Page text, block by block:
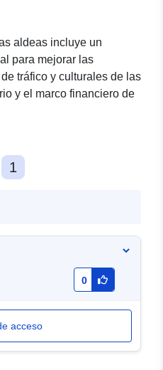
aldeas incluye un
para mejorar las
tráfico y culturales de las
y el marco financiero de
1
0
acceso